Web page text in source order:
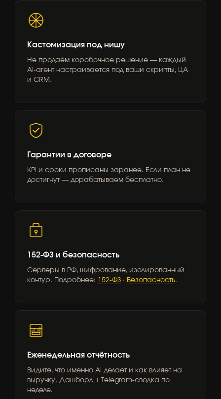
Кастомизация под нишу
Не продаём коробочное решение — каждый
AI-агент настраивается под ваши скрипты, ЦА
и CRM.
Гарантии в договоре
KPI и сроки прописаны заранее. Если план не
достигнут — дорабатываем бесплатно.
152-ФЗ и безопасность
Серверы в РФ, шифрование, изолированный
контур. Подробнее: 152-ФЗ · Безопасность.
Еженедельная отчётность
Видите, что именно AI делает и как влияет на
выручку. Дашборд + Telegram-сводка по
неделе.